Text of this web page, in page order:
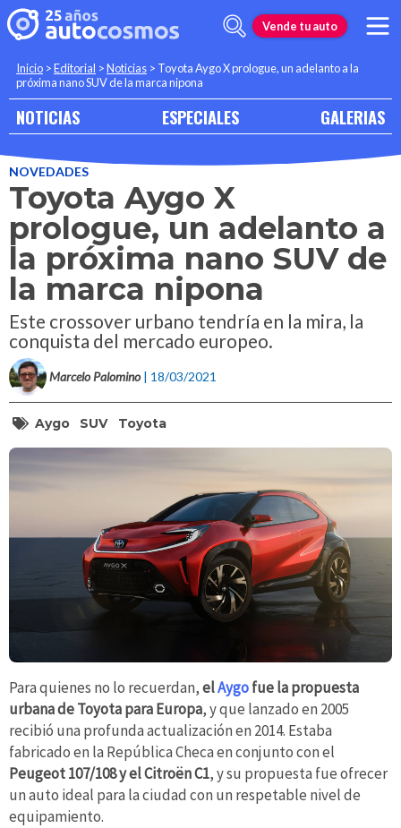
Vende tu auto
Inicio >Editorial >Noticias > Toyota Aygo X prologue, un adelanto a la
próxima nano SUV de la marca nipona
NOTICIAS ESPECIALES GALERIAS
NOVEDADES
Toyota Aygo X
prologue, un adelanto a
la próxima nano SUV de
la marca nipona
Este crossover urbano tendría en la mira, la
conquista del mercado europeo.
Marcelo Palomino | 18/03/2021
Aygo SUV Toyota
Para quienes no lo recuerdan,elAygofue la propuesta
urbana de Toyota para Europa, y que lanzado en 2005
recibió una profunda actualización en 2014. Estaba
fabricado en la República Checa en conjunto con el
Peugeot 107/108 y el Citroën C1, y su propuesta fue ofrecer
un auto ideal para la ciudad con un respetable nivel de
equipamiento.